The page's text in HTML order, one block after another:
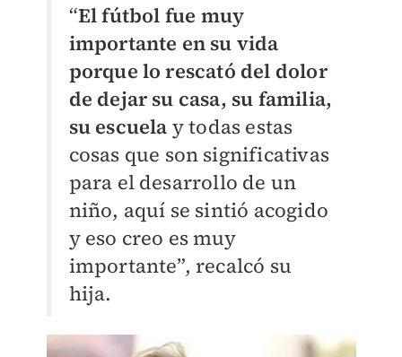
“El fútbol fue muy
importante en su vida
porque lo rescató del dolor
de dejar su casa, su familia,
su escuela y todas estas
cosas que son significativas
para el desarrollo de un
niño, aquí se sintió acogido
y eso creo es muy
importante”, recalcó su
hija.